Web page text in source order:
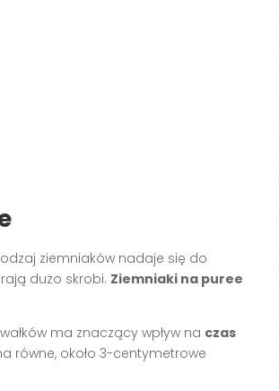
ziemniaków nadaje się do
dużo skrobi. Ziemniaki na puree
ma znaczący wpływ na czas
równe, około 3-centymetrowe